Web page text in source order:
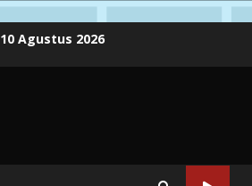
10 Agustus 2026